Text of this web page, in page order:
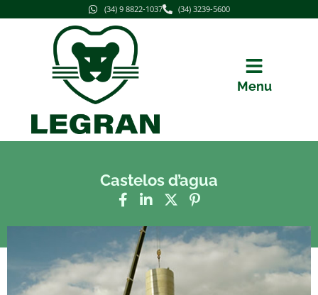
(34) 9 8822-1037 (34) 3239-5600
Menu
Castelos d’agua